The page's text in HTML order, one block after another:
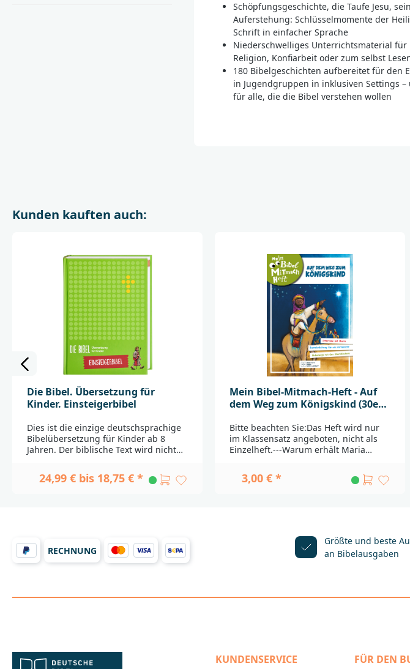
Schöpfungsgeschichte, die Taufe Jesu,
Auferstehung: Schlüsselmomente der
Schrift in einfacher Sprache
Niederschwelliges Unterrichtsmaterial für
Religion, Konfiarbeit oder zum selbst
180 Bibelgeschichten aufbereitet für den
in Jugendgruppen in inklusiven Settings –
für alle, die die Bibel verstehen wollen
Kunden kauften auch:
Die Bibel. Übersetzung für
Kinder. Einsteigerbibel
Dies ist die einzige deutschsprachige
Bibelübersetzung für Kinder ab 8
Jahren. Der biblische Text wird nicht
nach kindgerechten Vorgaben
übersetzt.Die Wortwahl der Einsteiger-
fördern dabei die Lesemotivation.
Zudem bietet die Ausgabe zusätzliche
Kindergottesdienst ab. Die
24,99 € bis 18,75 € *
Mein Bibel-Mitmach-Heft - Auf
dem Weg zum Königskind (30er
Bitte beachten Sie:Das Heft wird nur
im Klassensatz angeboten, nicht als
Einzelheft.---Warum erhält Maria
staunen die Hirten? Und wohin führt
der geheimnisvolle Stern? Passend zu
So können Kinder ab 6 Jahren nicht
nur in spannenden Bibelgeschichten
schmökern, sondern auch himmlisch
Religionsunterricht und den
3,00 € *
RECHNUNG
Größte und beste
an Bibelausgaben
KUNDENSERVICE FÜR DEN